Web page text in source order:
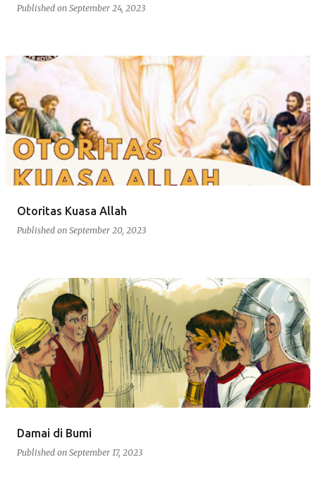
Published on September 24, 2023
Otoritas Kuasa Allah
Published on September 20, 2023
Damai di Bumi
Published on September 17, 2023